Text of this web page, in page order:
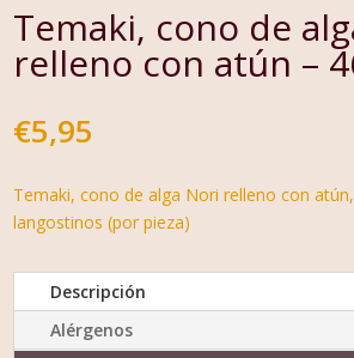
Temaki, cono de
relleno con atún –
€5,95
Temaki, cono de alga Nori relleno con
langostinos (por pieza)
Descripción
Alérgenos